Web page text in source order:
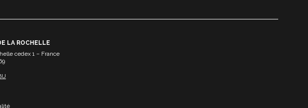
LA ROCHELLE
cedex 1 – France